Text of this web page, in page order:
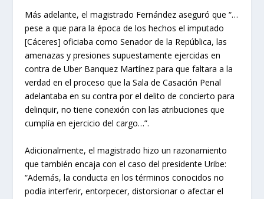
Más adelante, el magistrado Fernández aseguró que “…
pese a que para la época de los hechos el imputado
[Cáceres] oficiaba como Senador de la República, las
amenazas y presiones supuestamente ejercidas en
contra de Uber Banquez Martínez para que faltara a la
verdad en el proceso que la Sala de Casación Penal
adelantaba en su contra por el delito de concierto para
delinquir, no tiene conexión con las atribuciones que
cumplía en ejercicio del cargo…”.
Adicionalmente, el magistrado hizo un razonamiento
que también encaja con el caso del presidente Uribe:
“Además, la conducta en los términos conocidos no
podía interferir, entorpecer, distorsionar o afectar el